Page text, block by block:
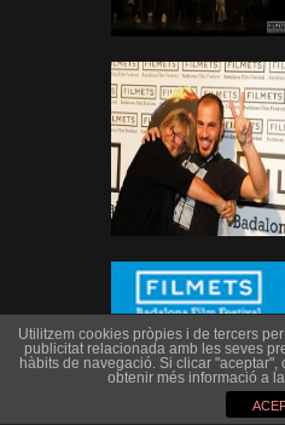
Utilitzem cookies pròpies i de tercers
publicitat relacionada amb les seves
hàbits de navegació. Si clicar "aceptar",
obtenir més informació a